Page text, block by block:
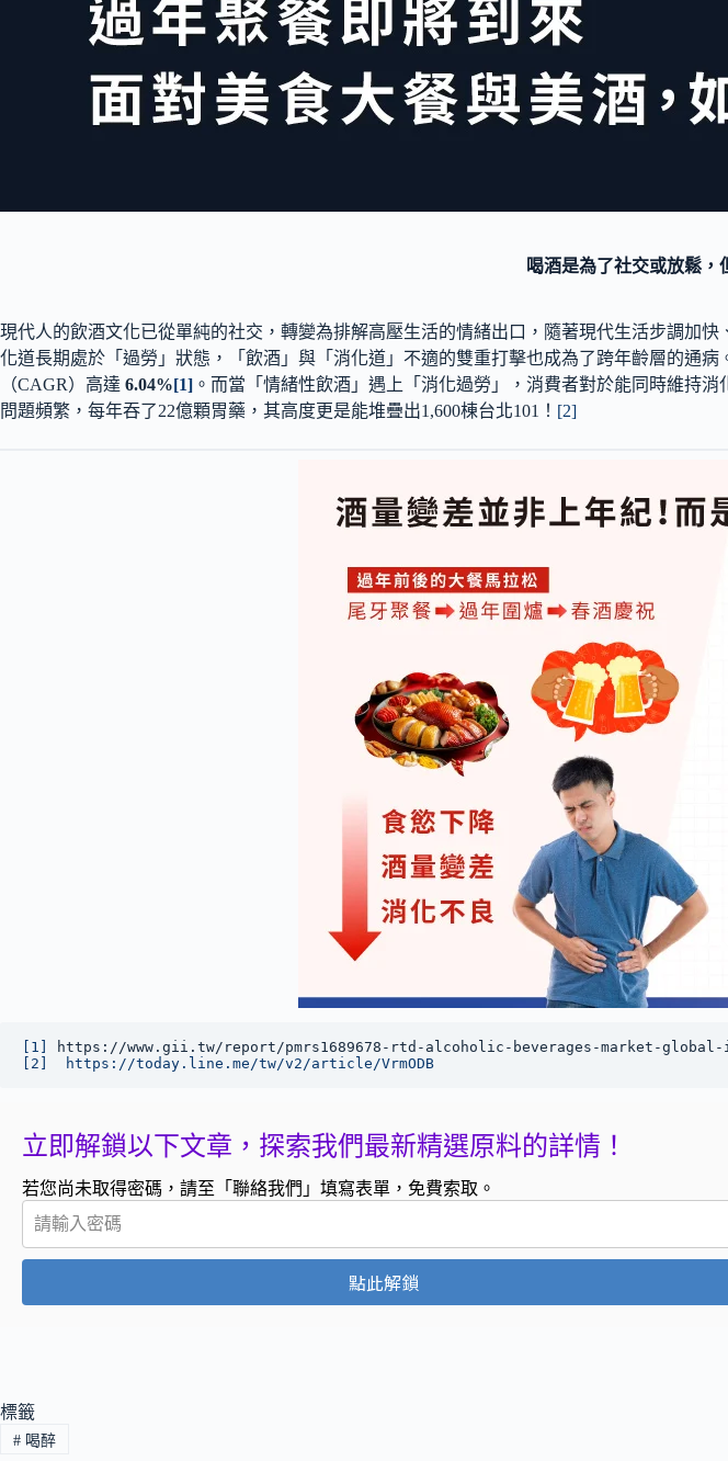
喝酒是為了社交或放鬆，
現代人的飲酒文化已從單純的社交，轉變為排解高壓生活的情緒出口，隨著現代生活步調加
化道長期處於「過勞」狀態，「飲酒」與「消化道」不適的雙重打擊也成為了跨年齡層的通
（CAGR）高達 6.04%[1] 。而當「情緒性飲酒」遇上「消化過勞」，消費者對於能同時維持
問題頻繁，每年吞了22億顆胃藥，其高度更是能堆疊出1,600棟台北101！ [2]
[1]
https://www.gii.tw/report/pmrs1689678-rtd-alcoholic-beverages-market-
[2]
https://today.line.me/tw/v2/article/VrmODB
立即解鎖以下文章，探索我們最新精選原料的詳情！
若您尚未取得密碼，請至「聯絡我們」填寫表單，免費索取。
點此解鎖
標籤
#喝醉